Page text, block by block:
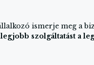
ismerje meg a
legjobb szolgáltatást a